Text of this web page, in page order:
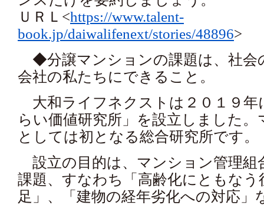
ＵＲＬ<https://www.talent-
book.jp/daiwalifenext/stories/48896>
◆分譲マンションの課題は、社会
会社の私たちにできること。
大和ライフネクストは２０１９年
らい価値研究所」を設立しました
としては初となる総合研究所です。
設立の目的は、マンション管理組
課題、すなわち「高齢化にともなう
足」、「建物の経年劣化への対応」